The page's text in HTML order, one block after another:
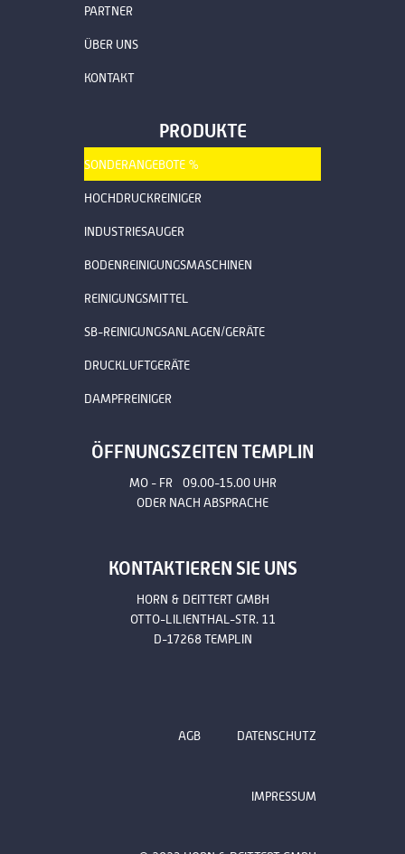
PARTNER
ÜBER UNS
KONTAKT
PRODUKTE
SONDERANGEBOTE %
HOCHDRUCKREINIGER
INDUSTRIESAUGER
BODENREINIGUNGSMASCHINEN
REINIGUNGSMITTEL
SB-REINIGUNGSANLAGEN/GERÄTE
DRUCKLUFTGERÄTE
DAMPFREINIGER
ÖFFNUNGSZEITEN TEMPLIN
MO - FR 09.00-15.00 UHR
ODER NACH ABSPRACHE
KONTAKTIEREN SIE UNS
HORN & DEITTERT GMBH
OTTO-LILIENTHAL-STR. 11
D-17268 TEMPLIN
AGB DATENSCHUTZ
IMPRESSUM